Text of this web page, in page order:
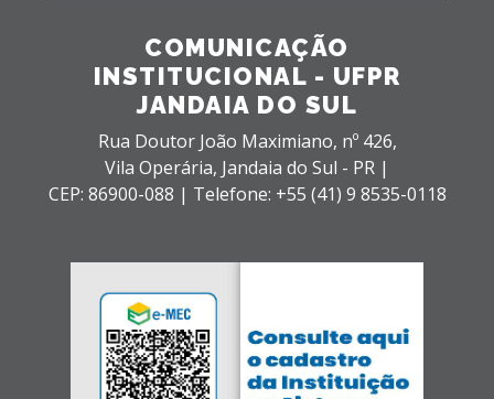
COMUNICAÇÃO
INSTITUCIONAL - UFPR
JANDAIA DO SUL
Rua Doutor João Maximiano, nº 426,
Vila Operária, Jandaia do Sul - PR |
CEP: 86900-088 | Telefone: +55 (41) 9 8535-0118